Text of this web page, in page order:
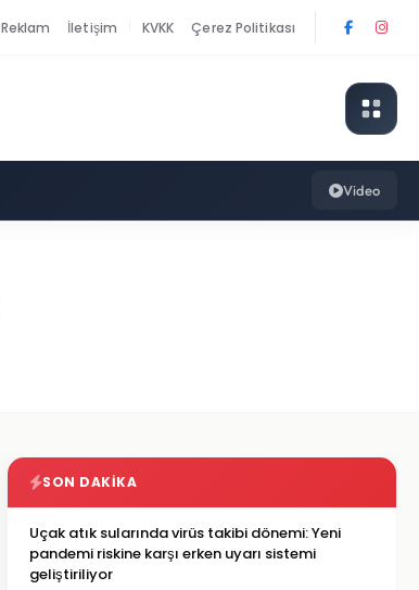
Reklam İletişim KVKK Çerez Politikası
Video
SON DAKIKA
Uçak atık sularında virüs takibi dönemi: Yeni
pandemi riskine karşı erken uyarı sistemi
geliştiriliyor